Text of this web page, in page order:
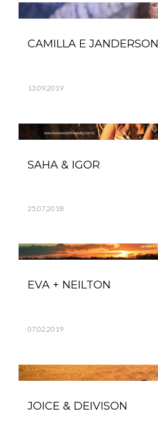
CAMILLA E JANDERSON
13.09.2019
SAHA & IGOR
25.07.2018
EVA + NEILTON
07.02.2019
JOICE & DEIVISON